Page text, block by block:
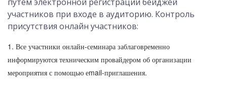
участников при входе в аудиторию. Контроль
присутствия онлайн участников:
1. Все участники онлайн-семинара заблаговременно
информируются техническим провайдером об организации
мероприятия с помощью еmail-приглашения.